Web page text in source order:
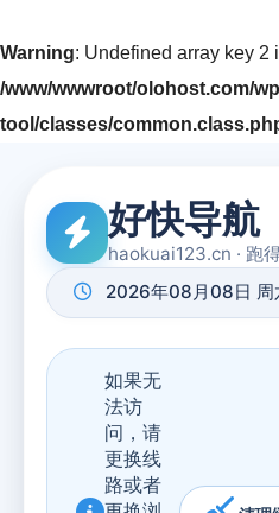
Warning: Undefined array key 2
/www/wwwroot/olohost.com/
tool/classes/